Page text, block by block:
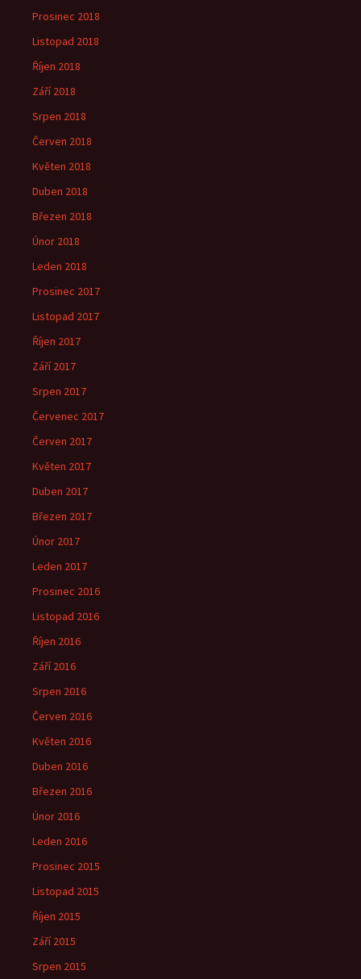
Prosinec 2018
Listopad 2018
Říjen 2018
Září 2018
Srpen 2018
Červen 2018
Květen 2018
Duben 2018
Březen 2018
Únor 2018
Leden 2018
Prosinec 2017
Listopad 2017
Říjen 2017
Září 2017
Srpen 2017
Červenec 2017
Červen 2017
Květen 2017
Duben 2017
Březen 2017
Únor 2017
Leden 2017
Prosinec 2016
Listopad 2016
Říjen 2016
Září 2016
Srpen 2016
Červen 2016
Květen 2016
Duben 2016
Březen 2016
Únor 2016
Leden 2016
Prosinec 2015
Listopad 2015
Říjen 2015
Září 2015
Srpen 2015